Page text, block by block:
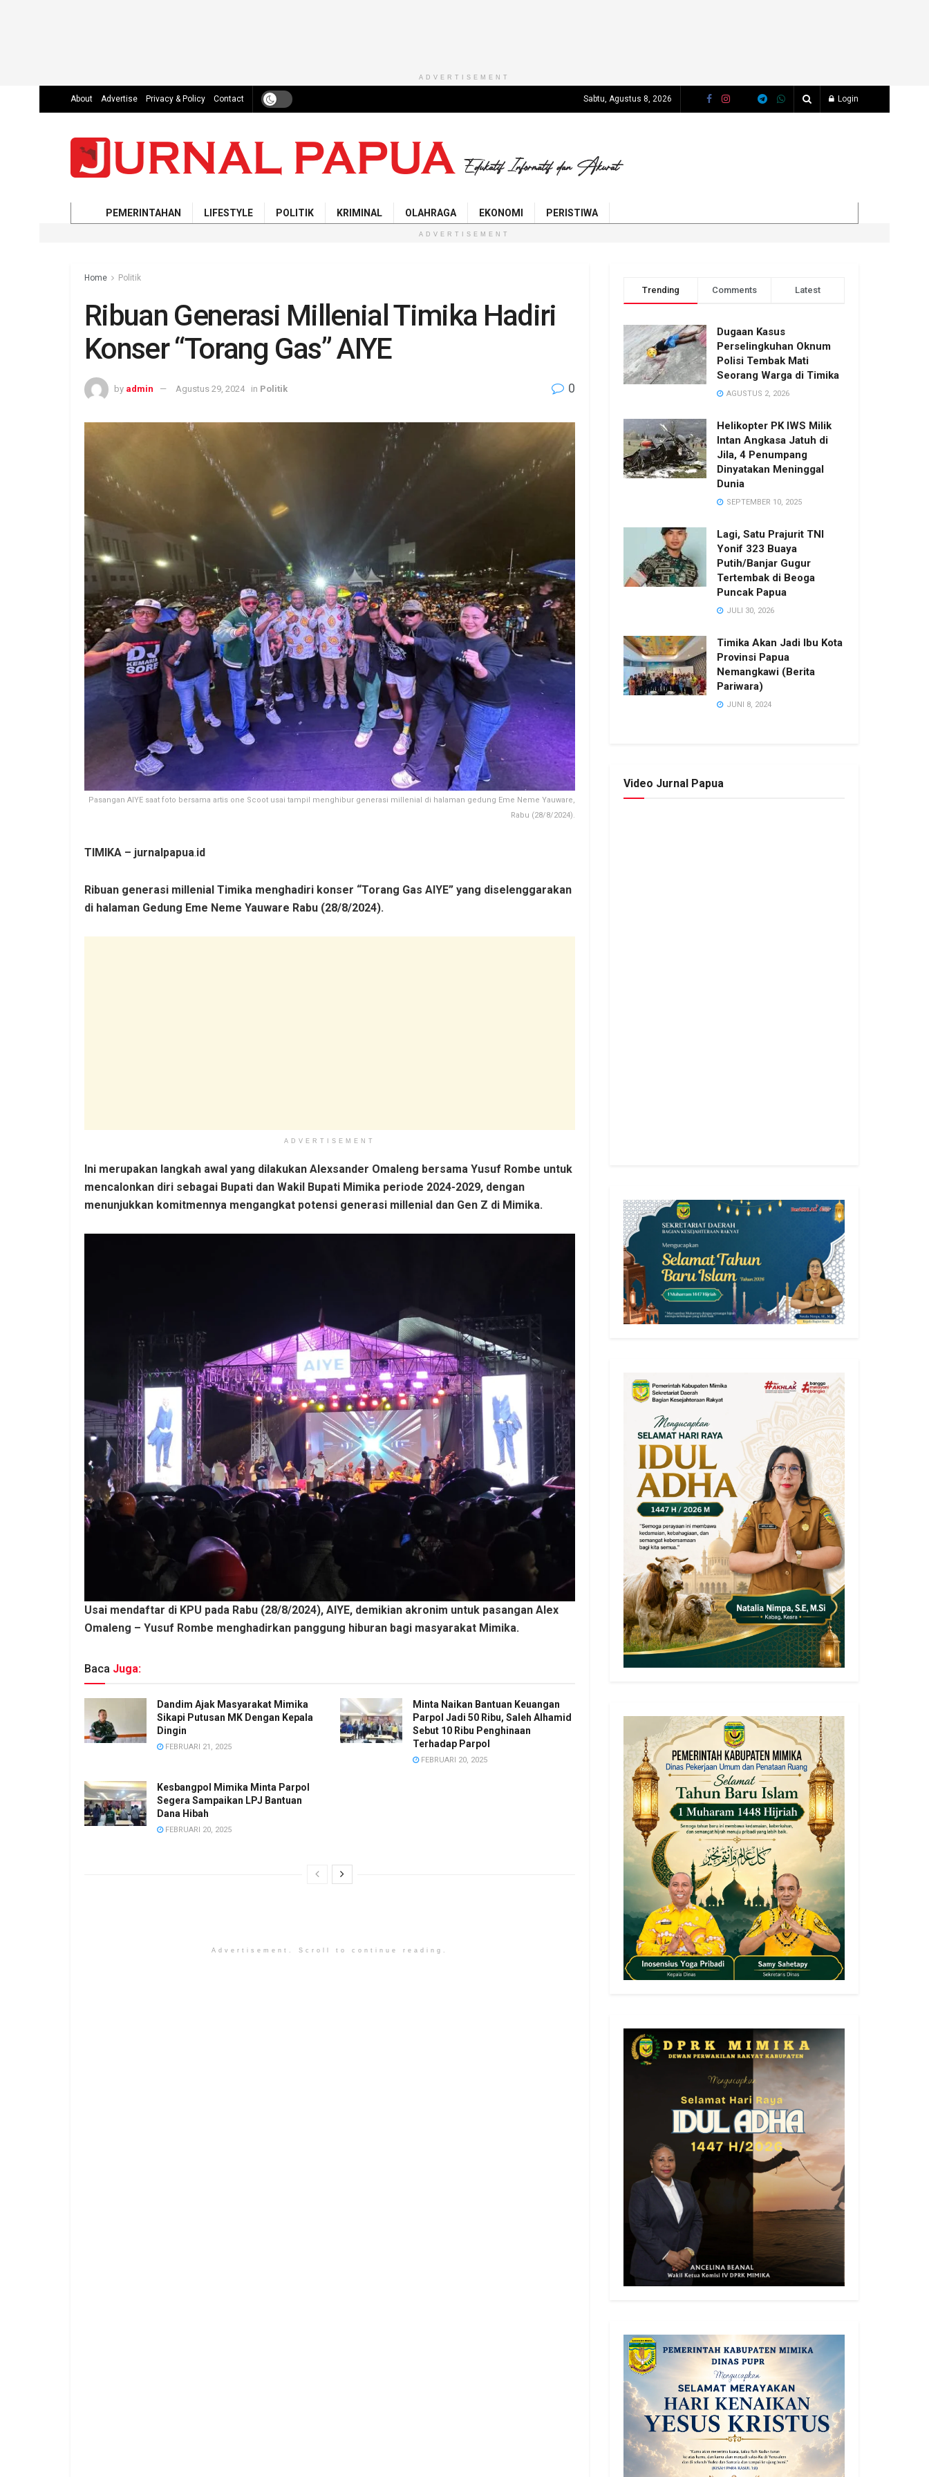
ADVERTISEMENT
About Advertise Privacy & Policy Contact Sabtu, Agustus 8, 2026 Login
PEMERINTAHAN LIFESTYLE POLITIK KRIMINAL OLAHRAGA EKONOMI PERISTIWA
ADVERTISEMENT
Home Politik
Ribuan Generasi Millenial Timika Hadiri
Konser “Torang Gas” AIYE
by admin Agustus 29, 2024 in Politik 0
Pasangan AIYE saat foto bersama artis one Scoot usai tampil menghibur generasi millenial di halaman gedung Eme Neme Yauware,
Rabu (28/8/2024).
TIMIKA – jurnalpapua.id
Ribuan generasi millenial Timika menghadiri konser “Torang Gas AIYE” yang diselenggarakan
di halaman Gedung Eme Neme Yauware Rabu (28/8/2024).
ADVERTISEMENT
Ini merupakan langkah awal yang dilakukan Alexsander Omaleng bersama Yusuf Rombe untuk
mencalonkan diri sebagai Bupati dan Wakil Bupati Mimika periode 2024-2029, dengan
menunjukkan komitmennya mengangkat potensi generasi millenial dan Gen Z di Mimika.
Usai mendaftar di KPU pada Rabu (28/8/2024), AIYE, demikian akronim untuk pasangan Alex
Omaleng – Yusuf Rombe menghadirkan panggung hiburan bagi masyarakat Mimika.
Baca Juga:
Dandim Ajak Masyarakat Mimika
Sikapi Putusan MK Dengan Kepala
Dingin
FEBRUARI 21, 2025
Minta Naikan Bantuan Keuangan
Parpol Jadi 50 Ribu, Saleh Alhamid
Sebut 10 Ribu Penghinaan
Terhadap Parpol
FEBRUARI 20, 2025
Kesbangpol Mimika Minta Parpol
Segera Sampaikan LPJ Bantuan
Dana Hibah
FEBRUARI 20, 2025
Advertisement. Scroll to continue reading.
Trending Comments Latest
Dugaan Kasus
Perselingkuhan Oknum
Polisi Tembak Mati
Seorang Warga di Timika
AGUSTUS 2, 2026
Helikopter PK IWS Milik
Intan Angkasa Jatuh di
Jila, 4 Penumpang
Dinyatakan Meninggal
Dunia
SEPTEMBER 10, 2025
Lagi, Satu Prajurit TNI
Yonif 323 Buaya
Putih/Banjar Gugur
Tertembak di Beoga
Puncak Papua
JULI 30, 2026
Timika Akan Jadi Ibu Kota
Provinsi Papua
Nemangkawi (Berita
Pariwara)
JUNI 8, 2024
Video Jurnal Papua